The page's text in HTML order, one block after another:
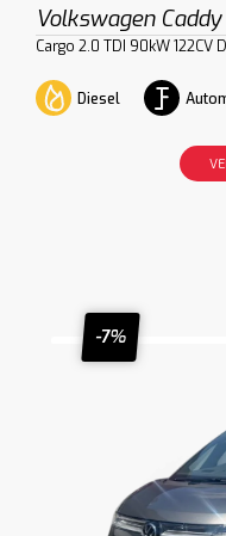
Volkswagen Caddy
Cargo 2.0 TDI 90kW 122CV
Diesel
-7%